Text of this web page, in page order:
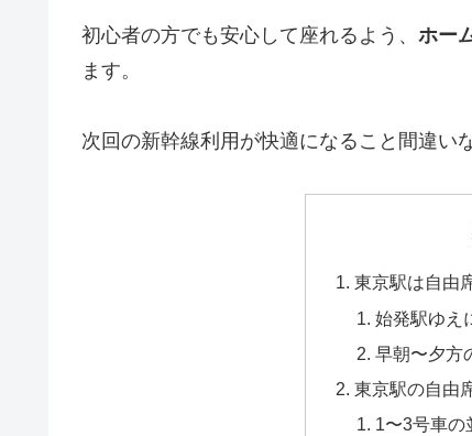
初心者の方でも安心して座れるよう、 ホー
ます。
次回の新幹線利用が快適になること間違い
東京駅は自由
始発駅ゆえ
早朝〜夕方
東京駅の自由
1〜3号車の